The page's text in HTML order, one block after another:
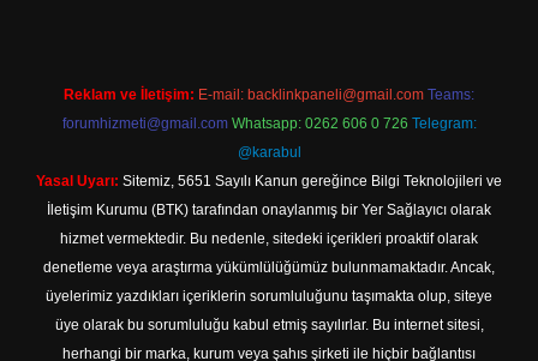
Reklam ve İletişim: E-mail: backlinkpaneli@gmail.com Teams:
forumhizmeti@gmail.com Whatsapp: 0262 606 0 726 Telegram:
@karabul
Yasal Uyarı: Sitemiz, 5651 Sayılı Kanun gereğince Bilgi Teknolojileri ve
İletişim Kurumu (BTK) tarafından onaylanmış bir Yer Sağlayıcı olarak
hizmet vermektedir. Bu nedenle, sitedeki içerikleri proaktif olarak
denetleme veya araştırma yükümlülüğümüz bulunmamaktadır. Ancak,
üyelerimiz yazdıkları içeriklerin sorumluluğunu taşımakta olup, siteye
üye olarak bu sorumluluğu kabul etmiş sayılırlar. Bu internet sitesi,
herhangi bir marka, kurum veya şahıs şirketi ile hiçbir bağlantısı